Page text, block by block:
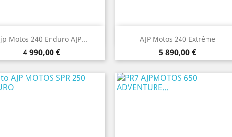
Motos 240 Enduro AJP...
Prix
4 990,00 €
Aperçu rapide AJP Motos 240 Extrême
Prix
5 890,00 €
Aperçu rapide